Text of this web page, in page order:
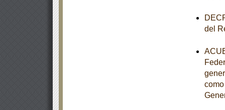
del